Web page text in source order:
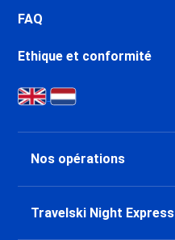
FAQ
Ethique et conformité
Nos opérations
Travelski Night Express